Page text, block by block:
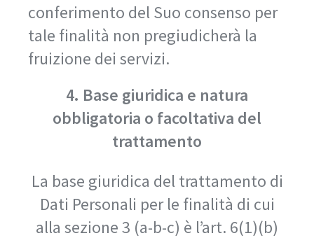
conferimento del Suo consenso per
tale finalità non pregiudicherà la
fruizione dei servizi.
4. Base giuridica e natura
obbligatoria o facoltativa del
trattamento
La base giuridica del trattamento di
Dati Personali per le finalità di cui
alla sezione 3 (a-b-c) è l’art. 6(1)(b)